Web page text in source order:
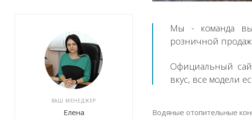
Мы - команда
розничной
Официальный
вкус, все модели
Водяные отопительные
ВАШ МЕНЕДЖЕР
Елена